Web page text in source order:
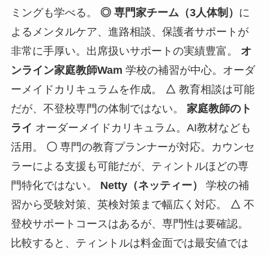
ミングも学べる。 ◎ 専門家チーム（3人体制） に
よるメンタルケア、進路相談、保護者サポートが
非常に手厚い。出席扱いサポートの実績豊富。 オ
ンライン家庭教師Wam 学校の補習が中心。オーダ
ーメイドカリキュラムを作成。
△ 教育相談は可能
だが、不登校専門の体制ではない。 家庭教師のト
ライ オーダーメイドカリキュラム。AI教材なども
活用。 〇専門の教育プランナーが対応。カウンセ
ラーによる支援も可能だが、ティントルほどの専
門特化ではない。 Netty（ネッティー）
学校の補
習から受験対策、英検対策まで幅広く対応。
△ 不
登校サポートコースはあるが、専門性は要確認。
比較すると、ティントルは料金面では最安値では